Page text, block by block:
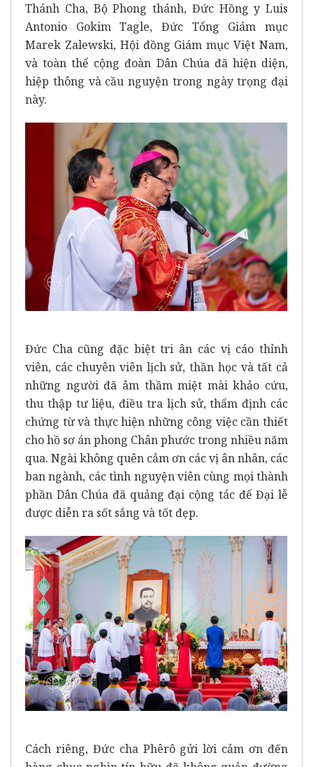
Thánh Cha, Bộ Phong thánh, Đức Hồng y Luis
Antonio Gokim Tagle, Đức Tổng Giám mục
Marek Zalewski, Hội đồng Giám mục Việt Nam,
và toàn thể cộng đoàn Dân Chúa đã hiện diện,
hiệp thông và cầu nguyện trong ngày trọng đại
này.
Đức Cha cũng đặc biệt tri ân các vị cáo thỉnh
viên, các chuyên viên lịch sử, thần học và tất cả
những người đã âm thầm miệt mài khảo cứu,
thu thập tư liệu, điều tra lịch sử, thẩm định các
chứng từ và thực hiện những công việc cần thiết
cho hồ sơ án phong Chân phước trong nhiều năm
qua. Ngài không quên cảm ơn các vị ân nhân, các
ban ngành, các tình nguyện viên cùng mọi thành
phần Dân Chúa đã quảng đại cộng tác để Đại lễ
được diễn ra sốt sắng và tốt đẹp.
Cách riêng, Đức cha Phêrô gửi lời cảm ơn đến